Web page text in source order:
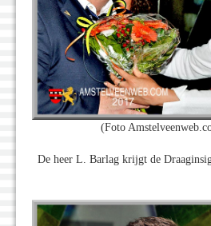
(Foto
De heer L. Barlag krijgt de